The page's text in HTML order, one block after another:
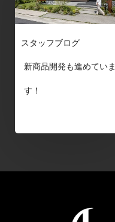
スタッフブログ
新商品開発も進めていま
す！